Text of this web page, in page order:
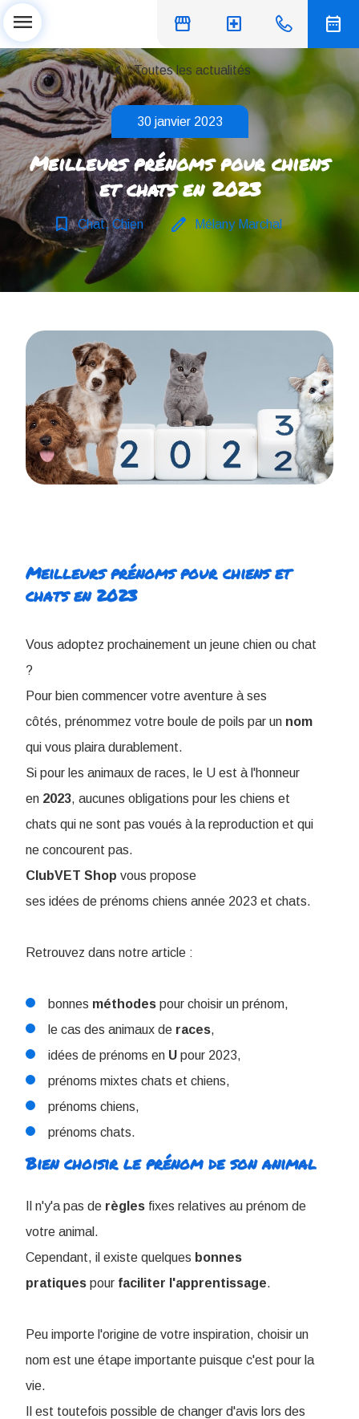
storefront local_hospital date_range
menu
chevron_left Toutes les actualités
30 janvier 2023
Meilleurs prénoms pour chiens
et chats en 2023
bookmark_border Chat, Chien edit Mélany Marchal
Meilleurs prénoms pour chiens et
chats en 2023
Vous adoptez prochainement un jeune chien ou chat
?
Pour bien commencer votre aventure à ses
côtés, prénommez votre boule de poils par un nom
qui vous plaira durablement.
Si pour les animaux de races, le U est à l'honneur
en 2023, aucunes obligations pour les chiens et
chats qui ne sont pas voués à la reproduction et qui
ne concourent pas.
ClubVET Shop vous propose
ses idées de prénoms chiens année 2023 et chats.
Retrouvez dans notre article :
bonnes méthodes pour choisir un prénom,
le cas des animaux de races,
idées de prénoms en U pour 2023,
prénoms mixtes chats et chiens,
prénoms chiens,
prénoms chats.
Bien choisir le prénom de son animal
Il n'y'a pas de règles fixes relatives au prénom de
votre animal.
Cependant, il existe quelques bonnes
pratiques pour faciliter l'apprentissage.
Peu importe l'origine de votre inspiration, choisir un
nom est une étape importante puisque c'est pour la
vie.
Il est toutefois possible de changer d'avis lors des